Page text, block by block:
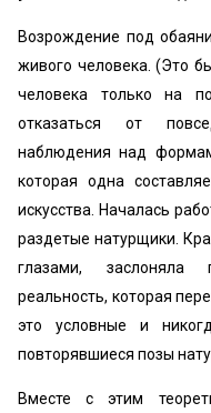
Возрождение под
живого человека. (Это
человека только на
отказаться от
наблюдения над
которая одна
искусства. Началась
раздетые натурщики.
глазами, заслоняла
реальность, которая
это условные и
повторявшиеся позы
Вместе с этим